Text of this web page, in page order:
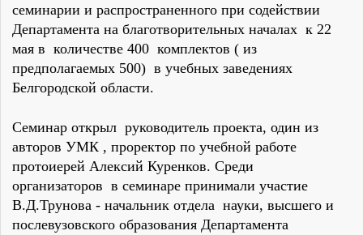
семинарии и распространенного при содействии
Департамента на благотворительных началах к 22
мая в количестве 400 комплектов ( из
предполагаемых 500) в учебных заведениях
Белгородской области.
Семинар открыл руководитель проекта, один из
авторов УМК , проректор по учебной работе
протоиерей Алексий Куренков. Среди
организаторов в семинаре принимали участие
В.Д.Трунова - начальник отдела науки, высшего и
послевузовского образования Департамента